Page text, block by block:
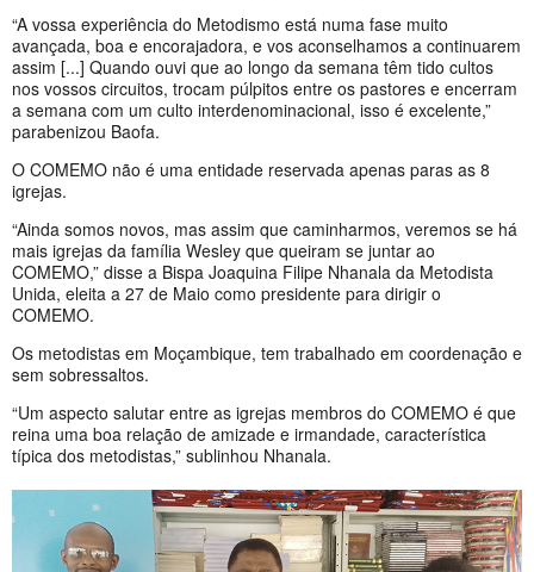
“A vossa experiência do Metodismo está numa fase muito
avançada, boa e encorajadora, e vos aconselhamos a continuarem
assim [...] Quando ouvi que ao longo da semana têm tido cultos
nos vossos circuitos, trocam púlpitos entre os pastores e encerram
a semana com um culto interdenominacional, isso é excelente,”
parabenizou Baofa.
O COMEMO não é uma entidade reservada apenas paras as 8
igrejas.
“Ainda somos novos, mas assim que caminharmos, veremos se há
mais igrejas da família Wesley que queiram se juntar ao
COMEMO,” disse a Bispa Joaquina Filipe Nhanala da Metodista
Unida, eleita a 27 de Maio como presidente para dirigir o
COMEMO.
Os metodistas em Moçambique, tem trabalhado em coordenação e
sem sobressaltos.
“Um aspecto salutar entre as igrejas membros do COMEMO é que
reina uma boa relação de amizade e irmandade, característica
típica dos metodistas,” sublinhou Nhanala.